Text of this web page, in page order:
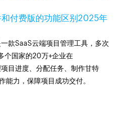
付费版的功能区别2025年
款SaaS云端项目管理工具，多次
个国家的20万+企业在
目进度、分配任务、制作甘特
能力，保障项目成功交付。